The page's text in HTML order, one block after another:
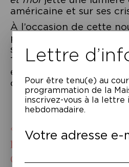
américaine et sur ses
À l’occasion de cette
précédée d’un avant-
sommes heureux de
Ta-Nehisi Coates pour
essentiel devenu un
contemporain.
« C’est la nuit sans
nuit a occupé la plus
de notre histoire. »
Lettre
Pour être tenu(e) au
programmation de la
inscrivez-vous à la lettre
hebdomadaire.
Votre adresse e-